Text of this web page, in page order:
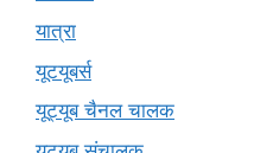
यात्रा
यूटयूबर्स
यूट्यूब चैनल चालक